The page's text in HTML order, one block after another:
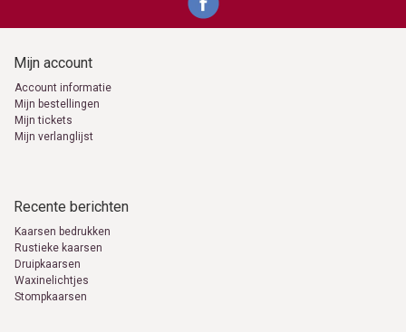
Mijn account
Account informatie
Mijn bestellingen
Mijn tickets
Mijn verlanglijst
Recente berichten
Kaarsen bedrukken
Rustieke kaarsen
Druipkaarsen
Waxinelichtjes
Stompkaarsen